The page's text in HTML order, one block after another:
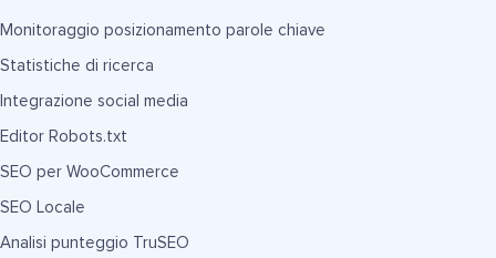
Monitoraggio posizionamento parole chiave
Statistiche di ricerca
Integrazione social media
Editor Robots.txt
SEO per WooCommerce
SEO Locale
Analisi punteggio TruSEO